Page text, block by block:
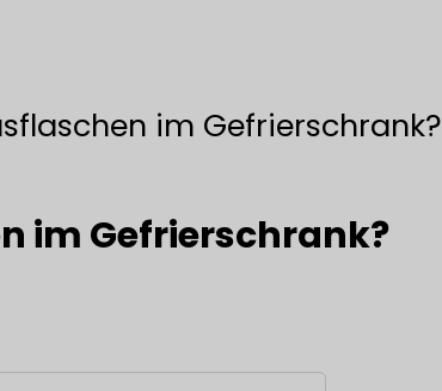
im Gefrierschrank?
im Gefrierschrank?